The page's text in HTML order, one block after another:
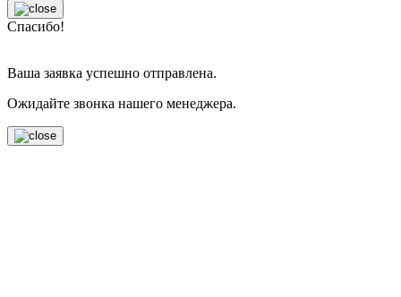
Спасибо!
Ваша заявка успешно отправлена.
Ожидайте звонка нашего менеджера.